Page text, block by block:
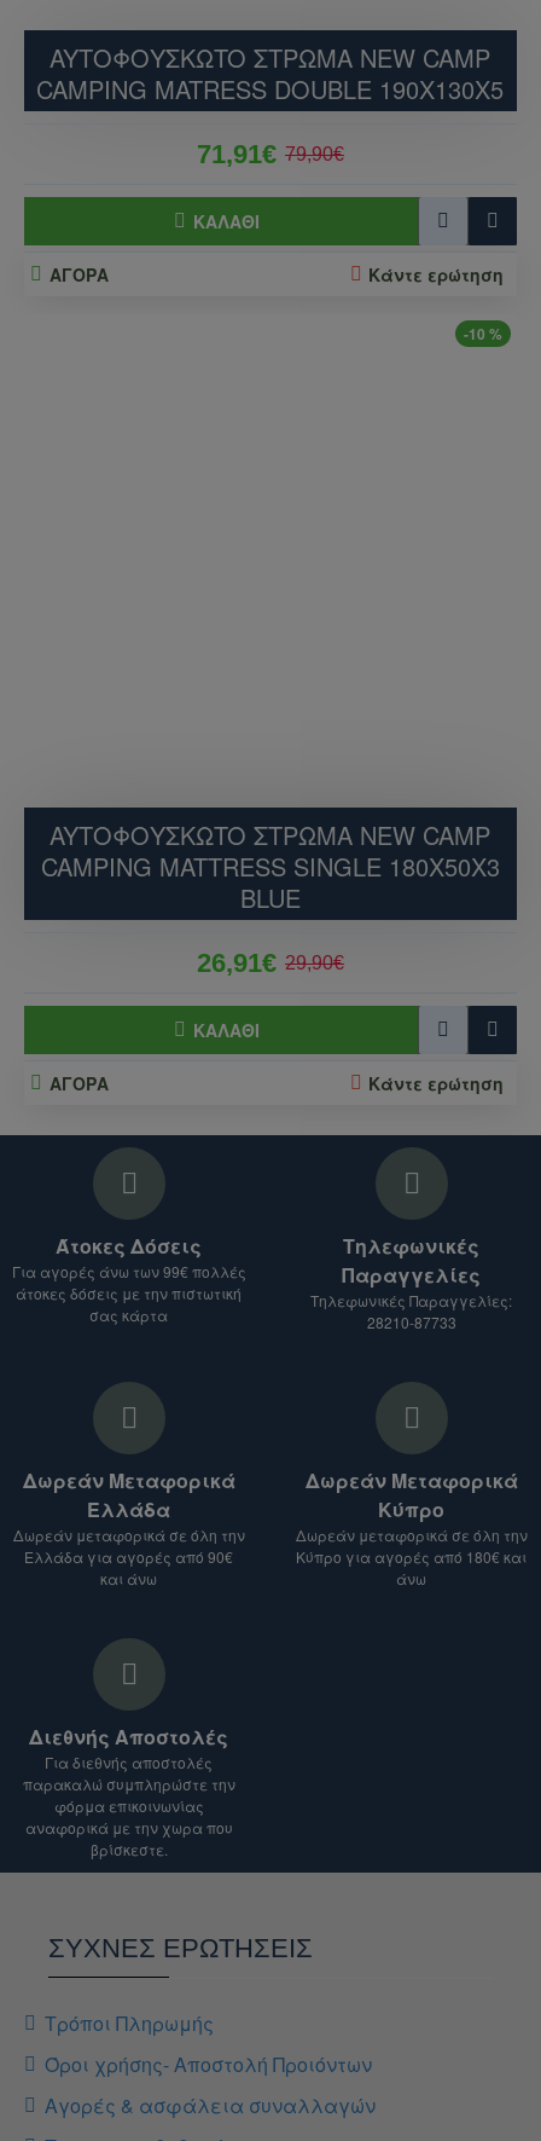
AYTΟΦΟΥΣΚΩTO ΣΤΡΩΜΑ NEW CAMP
CAMPING MATRESS DOUBLE 190X130X5
71,91€ 79,90€
ΚΑΛΆΘΙ
ΑΓΟΡΑ Κάντε ερώτηση
-10 %
AYTΟΦΟΥΣΚΩTO ΣΤΡΩΜΑ NEW CAMP
CAMPING MATTRESS SINGLE 180X50X3
BLUE
26,91€ 29,90€
ΚΑΛΆΘΙ
ΑΓΟΡΑ Κάντε ερώτηση
Άτοκες Δόσεις
Για αγορές άνω των 99€ πολλές
άτοκες δόσεις με την πιστωτική
σας κάρτα
Τηλεφωνικές
Παραγγελίες
Τηλεφωνικές Παραγγελίες:
28210-87733
Δωρεάν Μεταφορικά
Ελλάδα
Δωρεάν μεταφορικά σε όλη την
Ελλάδα για αγορές από 90€
και άνω
Δωρεάν Μεταφορικά
Κύπρο
Δωρεάν μεταφορικά σε όλη την
Κύπρο για αγορές από 180€ και
άνω
Διεθνής Αποστολές
Για διεθνής αποστολές
παρακαλώ συμπληρώστε την
φόρμα επικοινωνίας
αναφορικά με την χωρα που
βρίσκεστε.
ΣΥΧΝΕΣ ΕΡΩΤΗΣΕΙΣ
Τρόποι Πληρωμής
Όροι χρήσης- Αποστολή Προιόντων
Αγορές & ασφάλεια συναλλαγών